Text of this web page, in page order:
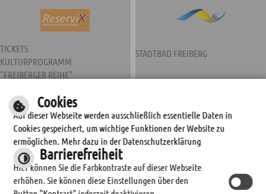
TICKETS
KULTURPROGRAMM
"FREIBERGER REIHE"
STADTBAD FREIBERG
STADTWERKE FREIBERG
Cookies
Auf dieser Webseite werden ausschließlich essentielle Daten in
Cookies gespeichert, um wichtige Funktionen der Website zu
ermöglichen. Mehr dazu in der Datenschutzerklärung
Barrierefreiheit
Hier können Sie die Farbkontraste auf dieser Webseite
erhöhen. Sie können diese Einstellungen über den